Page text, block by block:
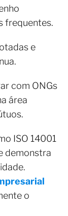
frequentes.
e
com ONGs
área
ISO 14001
demonstra
o